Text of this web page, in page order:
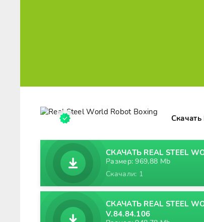
СКАЧАТЬ REAL STEEL
Размер: 969,88 Mb
Скачали: 1
СКАЧАТЬ REAL STEEL
V.84.84.106